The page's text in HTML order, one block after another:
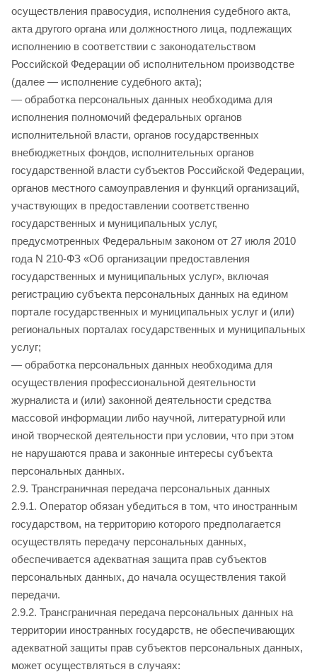
осуществления правосудия, исполнения судебного акта,
акта другого органа или должностного лица, подлежащих
исполнению в соответствии с законодательством
Российской Федерации об исполнительном производстве
(далее — исполнение судебного акта);
— обработка персональных данных необходима для
исполнения полномочий федеральных органов
исполнительной власти, органов государственных
внебюджетных фондов, исполнительных органов
государственной власти субъектов Российской Федерации,
органов местного самоуправления и функций организаций,
участвующих в предоставлении соответственно
государственных и муниципальных услуг,
предусмотренных Федеральным законом от 27 июля 2010
года N 210-ФЗ «Об организации предоставления
государственных и муниципальных услуг», включая
регистрацию субъекта персональных данных на едином
портале государственных и муниципальных услуг и (или)
региональных порталах государственных и муниципальных
услуг;
— обработка персональных данных необходима для
осуществления профессиональной деятельности
журналиста и (или) законной деятельности средства
массовой информации либо научной, литературной или
иной творческой деятельности при условии, что при этом
не нарушаются права и законные интересы субъекта
персональных данных.
2.9. Трансграничная передача персональных данных
2.9.1. Оператор обязан убедиться в том, что иностранным
государством, на территорию которого предполагается
осуществлять передачу персональных данных,
обеспечивается адекватная защита прав субъектов
персональных данных, до начала осуществления такой
передачи.
2.9.2. Трансграничная передача персональных данных на
территории иностранных государств, не обеспечивающих
адекватной защиты прав субъектов персональных данных,
может осуществляться в случаях: